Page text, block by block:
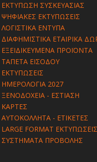
ΕΚΤΥΠΩΣΗ ΣΥΣΚΕΥΑΣΙΑΣ
ΨΗΦΙΑΚΕΣ ΕΚΤΥΠΩΣΕΙΣ
ΛΟΓΙΣΤΙΚΑ ΕΝΤΥΠΑ
ΔΙΑΦΗΜΙΣΤΙΚΑ ΕΤΑΙΡΙΚΑ
ΕΞΕΙΔΙΚΕΥΜΕΝΑ ΠΡΟΪΟΝΤΑ
ΤΑΠΕΤΑ ΕΙΣΟΔΟΥ
ΕΚΤΥΠΩΣΕΙΣ
ΗΜΕΡΟΛΟΓΙΑ 2027
ΞΕΝΟΔΟΧΕΙΑ - ΕΣΤΙΑΣΗ
ΚΑΡΤΕΣ
ΑΥΤΟΚΟΛΛΗΤΑ - ΕΤΙΚΕΤΕΣ
LARGE FORMAT ΕΚΤΥΠΩΣΕΙΣ
ΣΥΣΤΗΜΑΤΑ ΠΡΟΒΟΛΗΣ